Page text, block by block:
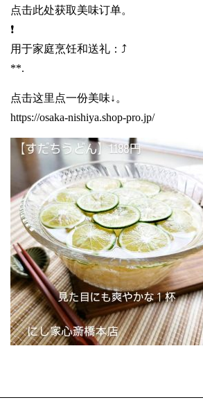
点击此处获取美味订单。
❗️
用于家庭烹饪和送礼：⤴️
**.
点击这里点一份美味↓。
https://osaka-nishiya.shop-pro.jp/